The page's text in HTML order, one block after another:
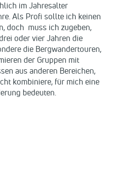
im Jahresalter
Als Profi sollte ich keinen
doch muss ich zugeben,
oder vier Jahren die
die Bergwandertouren,
der Gruppen mit
aus anderen Bereichen,
kombiniere, für mich eine
bedeuten.